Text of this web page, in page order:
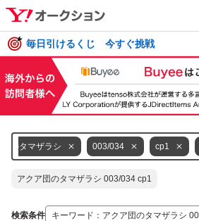
毎日引けるくじ 今すぐ挑戦
団のタマザラシ 003/034 cp1
アクア団のタマザラシ 003/034 cp1
検索条件 キーワード ： アクア団のタマザラシ